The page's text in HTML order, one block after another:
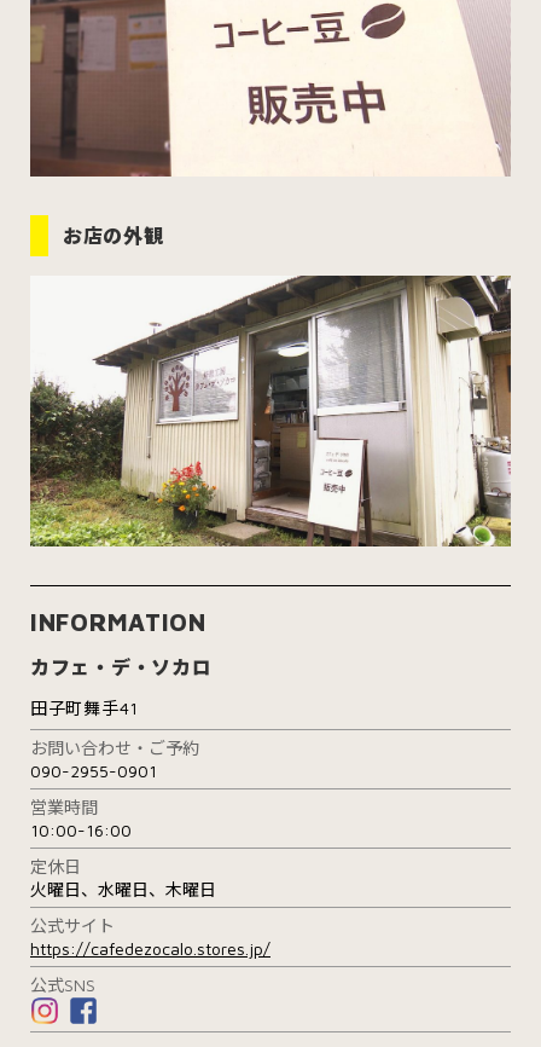
お店の外観
INFORMATION
カフェ・デ・ソカロ
田子町舞手41
お問い合わせ・ご予約
090-2955-0901
営業時間
10:00-16:00
定休日
火曜日、水曜日、木曜日
公式サイト
https://cafedezocalo.stores.jp/
公式SNS